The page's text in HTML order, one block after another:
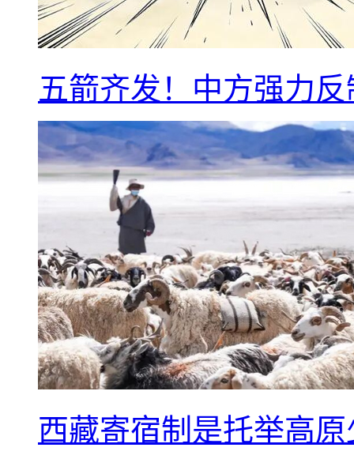
五箭齐发！中方强力
西藏寄宿制是托举高